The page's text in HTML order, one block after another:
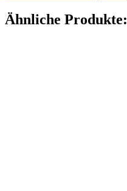
Ähnliche Produkte: